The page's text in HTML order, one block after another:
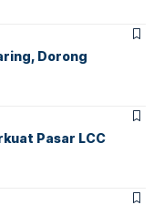
Dorong
Pasar LCC